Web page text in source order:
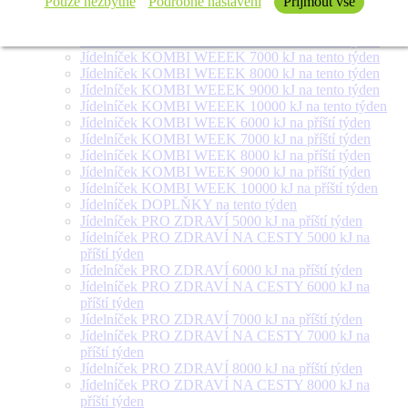
týden
Jídelníček KOMBI WEEEK 7000 kJ na tento týden
Jídelníček KOMBI WEEEK 8000 kJ na tento týden
Jídelníček KOMBI WEEEK 9000 kJ na tento týden
Jídelníček KOMBI WEEEK 10000 kJ na tento týden
Jídelníček KOMBI WEEK 6000 kJ na příští týden
Jídelníček KOMBI WEEK 7000 kJ na příští týden
Jídelníček KOMBI WEEK 8000 kJ na příští týden
Jídelníček KOMBI WEEK 9000 kJ na příští týden
Jídelníček KOMBI WEEK 10000 kJ na příští týden
Jídelníček DOPLŇKY na tento týden
Jídelníček PRO ZDRAVÍ 5000 kJ na příští týden
Jídelníček PRO ZDRAVÍ NA CESTY 5000 kJ na
příští týden
Jídelníček PRO ZDRAVÍ 6000 kJ na příští týden
Jídelníček PRO ZDRAVÍ NA CESTY 6000 kJ na
příští týden
Jídelníček PRO ZDRAVÍ 7000 kJ na příští týden
Jídelníček PRO ZDRAVÍ NA CESTY 7000 kJ na
příští týden
Jídelníček PRO ZDRAVÍ 8000 kJ na příští týden
Jídelníček PRO ZDRAVÍ NA CESTY 8000 kJ na
příští týden